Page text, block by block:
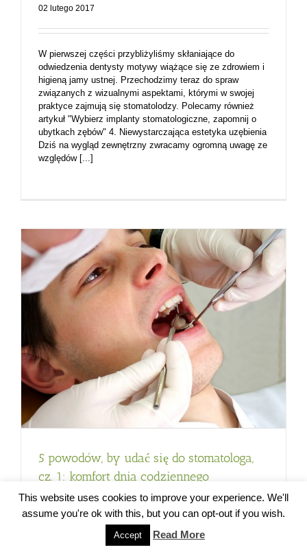
02 lutego 2017
W pierwszej części przybliżyliśmy skłaniające do
odwiedzenia dentysty motywy wiążące się ze zdrowiem i
higieną jamy ustnej. Przechodzimy teraz do spraw
związanych z wizualnymi aspektami, którymi w swojej
praktyce zajmują się stomatolodzy. Polecamy również
artykuł "Wybierz implanty stomatologiczne, zapomnij o
ubytkach zębów" 4. Niewystarczająca estetyka uzębienia
Dziś na wygląd zewnętrzny zwracamy ogromną uwagę ze
względów [...]
5 powodów, by udać się do stomatologa,
cz. 1: komfort dnia codziennego
This website uses cookies to improve your experience. We'll
assume you're ok with this, but you can opt-out if you wish.
Accept Read More